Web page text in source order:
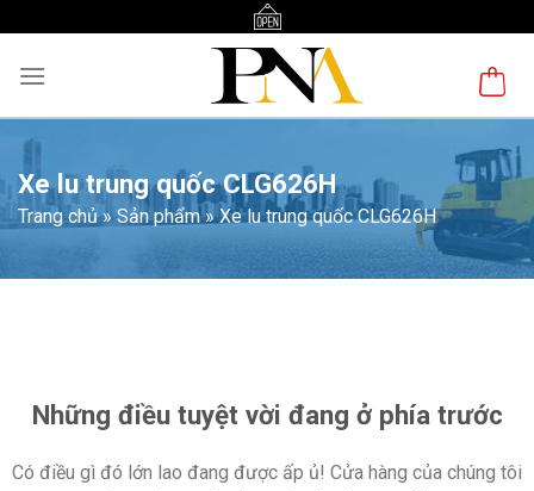
content
Xe lu trung quốc CLG626H
Trang chủ» Sản phẩm»Xe lu trung quốc CLG626H
dungNhững điều tuyệt vời đang ở phía trước
Có điều gì đó lớn lao đang được ấp ủ! Cửa hàng của chúng tôi